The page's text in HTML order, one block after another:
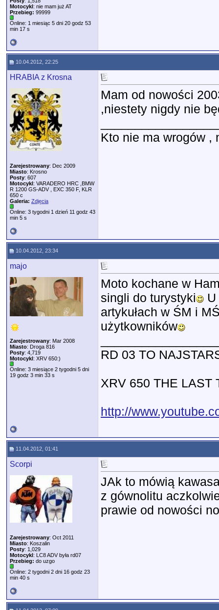
Motocykl: nie mam już AT
Przebieg: 99999
Online: 1 miesiąc 5 dni 20 godz 53
min 17 s
10.04.2012, 22:25
HRABIA z Krosna
Zarejestrowany: Dec 2009
Miasto: Krosno
Posty: 607
Motocykl: VARADERO HRC ,BMW
R 1200 GS-ADV , EXC 350 F, KLR
650 c
Galeria: Zdjęcia
Online: 3 tygodni 1 dzień 11 godz 43
min 5 s
Mam od nowości
,niestety nigdy nie
Kto nie ma wrogów ,
10.04.2012, 23:34
majo
Zarejestrowany: Mar 2008
Miasto: Droga 816
Posty: 4,719
Motocykl: XRV 650:)
Online: 3 miesiące 2 tygodni 5 dni
19 godz 3 min 33 s
Moto kochane w
singli do turystyki
artykułach w ŚM i
użytkowników
RD 03 TO
XRV 650 THE LAST
http://
11.04.2012, 01:41
Scorpi
Zarejestrowany: Oct 2011
Miasto: Koszalin
Posty: 1,029
Motocykl: LC8 ADV była rd07
Przebieg: do uzgo
Online: 2 tygodni 2 dni 16 godz 23
min 40 s
JAk to mówią
z gównolitu
prawie od nowości